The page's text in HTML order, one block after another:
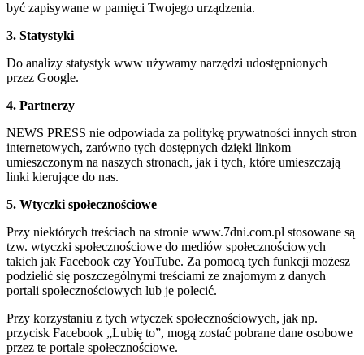
być zapisywane w pamięci Twojego urządzenia.
3. Statystyki
Do analizy statystyk www używamy narzędzi udostępnionych
przez Google.
4. Partnerzy
NEWS PRESS nie odpowiada za politykę prywatności innych stron
internetowych, zarówno tych dostępnych dzięki linkom
umieszczonym na naszych stronach, jak i tych, które umieszczają
linki kierujące do nas.
5. Wtyczki społecznościowe
Przy niektórych treściach na stronie www.7dni.com.pl stosowane są
tzw. wtyczki społecznościowe do mediów społecznościowych
takich jak Facebook czy YouTube. Za pomocą tych funkcji możesz
podzielić się poszczególnymi treściami ze znajomym z danych
portali społecznościowych lub je polecić.
Przy korzystaniu z tych wtyczek społecznościowych, jak np.
przycisk Facebook „Lubię to”, mogą zostać pobrane dane osobowe
przez te portale społecznościowe.